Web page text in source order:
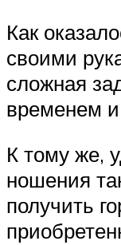
Как
своими
сложная
временем
К тому же,
ношения
получить